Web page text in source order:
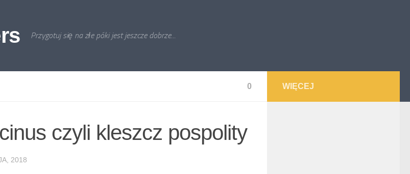
Przygotuj się na złe póki jest jeszcze dobrze...
0
czyli kleszcz pospolity
2018
WIĘCEJ